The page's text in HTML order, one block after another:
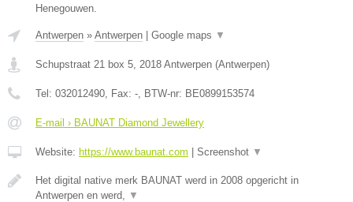
Henegouwen.
Antwerpen » Antwerpen Google maps ▼
Schupstraat 21 box 5, 2018 Antwerpen (Antwerpen)
Tel: 032012490, Fax: -, BTW-nr: BE0899153574
E-mail › BAUNAT Diamond Jewellery
Website: https://www.baunat.com Screenshot ▼
Het digital native merk BAUNAT werd in 2008 opgericht in
Antwerpen en werd, ▼